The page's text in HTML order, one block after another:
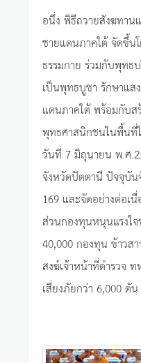
อนึ่ง พิธีถวายสังฆทา
ชายแดนภาคใต้ จัดขึ้น
ธรรมกาย ร่วมกับพุทธ
เป็นพุทธบูชา รักษาแส
แดนภาคใต้ พร้อมกับส
พุทธศาสนิกชนในพื้นที่
วันที่ 7 มิถุนายน พ.ศ
จังหวัดปัตตานี ปัจจุบั
169 และจัดอย่างต่อเ
ส่วนกองทุนหนุนแรงใ
40,000 กองทุน ข้าวส
สงฆ์เจ้าหน้าที่ตำรวจ
เสี่ยงภัยกว่า 6,000 ตัน